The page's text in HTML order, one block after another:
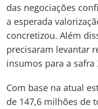
das negociações
a esperada
concretizou. Além
precisaram levantar
insumos para a safra
Com base na atual
de 147,6 milhões de